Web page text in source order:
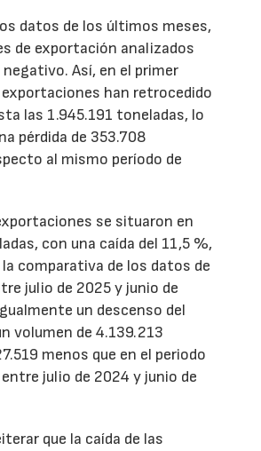
datos de los últimos meses,
de exportación analizados
Así, en el primer
han retrocedido
las 1.945.191 toneladas, lo
pérdida de 353.708
al mismo período de
se situaron en
con una caída del 11,5 %,
comparativa de los datos de
julio de 2025 y junio de
un descenso del
volumen de 4.139.213
menos que en el periodo
julio de 2024 y junio de
que la caída de las